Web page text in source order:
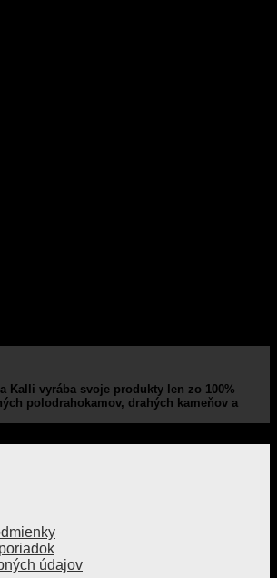
Kalli vyrába svoje produkty len zo 100%
polodrahokamov, drahých kameňov a
údajov